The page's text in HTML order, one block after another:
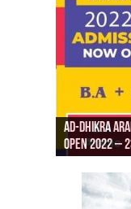
Ad-Dhikra
Open 2022 –
Ad-Dhikra
AD DHIKRA
ரியாத்
Masjid